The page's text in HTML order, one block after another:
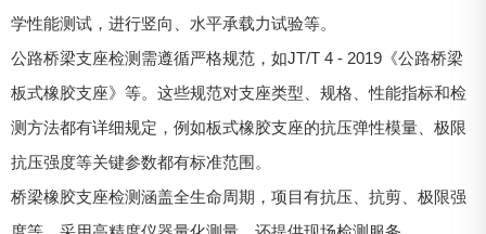
学性能测试，进行竖向、水平承载力试验等。
公路桥梁支座检测需遵循严格规范，如JT/T 4 - 2019《公路桥梁
板式橡胶支座》等。这些规范对支座类型、规格、性能指标和检
测方法都有详细规定，例如板式橡胶支座的抗压弹性模量、极限
抗压强度等关键参数都有标准范围。
桥梁橡胶支座检测涵盖全生命周期，项目有抗压、抗剪、极限强